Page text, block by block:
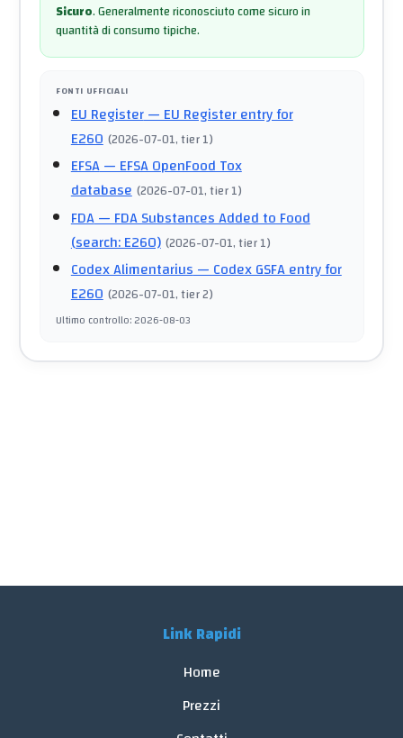
Sicuro.Generalmente riconosciuto come sicuro in
quantità di consumo tipiche.
FONTI UFFICIALI
EU Register— EU Register entry for
E260 (2026-07-01, tier 1)
EFSA— EFSA OpenFood Tox
database (2026-07-01, tier 1)
FDA— FDA Substances Added to Food
(search: E260) (2026-07-01, tier 1)
Codex Alimentarius— Codex GSFA entry for
E260 (2026-07-01, tier 2)
Ultimo controllo:2026-08-03
Link Rapidi
Home
Prezzi